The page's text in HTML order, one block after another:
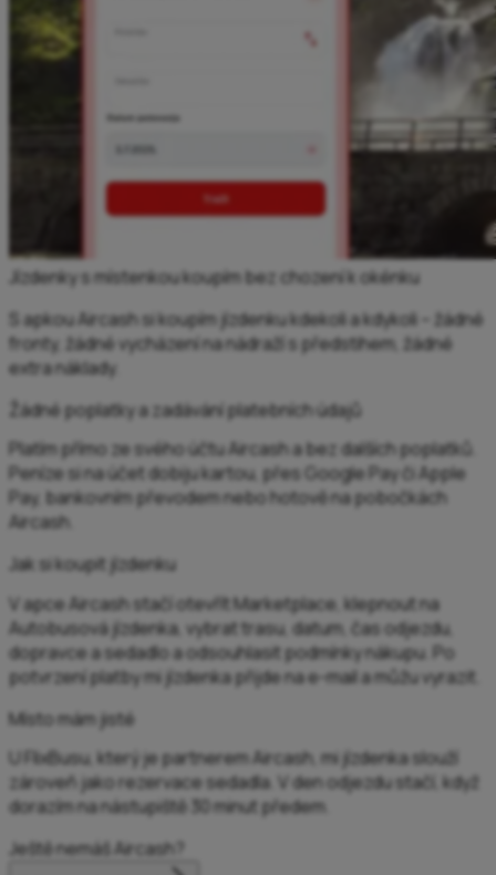
Jízdenky s místenkou koupím bez chození k okénku
S apkou Aircash si koupím jízdenku kdekoli a kdykoli – žádné
fronty, žádné vycházení na nádraží s předstihem, žádné
extra náklady.
Žádné poplatky a zadávání platebních údajů
Platím přímo ze svého účtu Aircash a bez dalších poplatků.
Peníze si na účet dobiju kartou, přes Google Pay či Apple
Pay, bankovním převodem nebo hotově na pobočkách
Aircash.
Jak si koupit jízdenku
V apce Aircash stačí otevřít Marketplace, klepnout na
Autobusová jízdenka, vybrat trasu, datum, čas odjezdu,
dopravce a sedadlo a odsouhlasit podmínky nákupu. Po
potvrzení platby mi jízdenka přijde na e-mail a můžu vyrazit.
Místo mám jisté
U FlixBusu, který je partnerem Aircash, mi jízdenka slouží
zároveň jako rezervace sedadla. V den odjezdu stačí, když
dorazím na nástupiště 30 minut předem.
Ještě nemáš Aircash?